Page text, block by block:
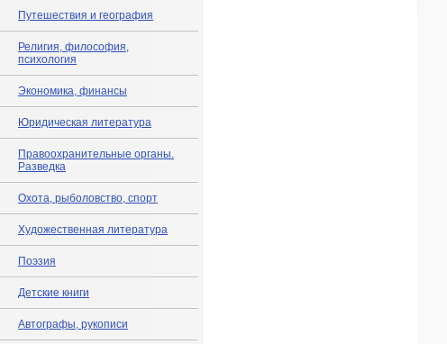
Путешествия и география
Религия, философия,
психология
Экономика, финансы
Юридическая литература
Правоохранительные органы.
Разведка
Охота, рыболовство, спорт
Художественная литература
Поэзия
Детские книги
Автографы, рукописи